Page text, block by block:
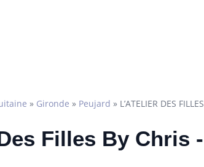
» Gironde » Peujard » L’ATELIER DES
Filles By Chris